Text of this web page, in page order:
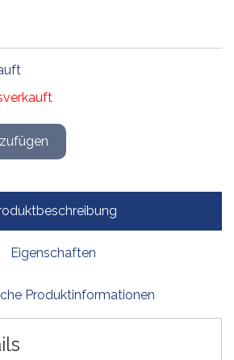
Eigenschaften
Produktinformationen